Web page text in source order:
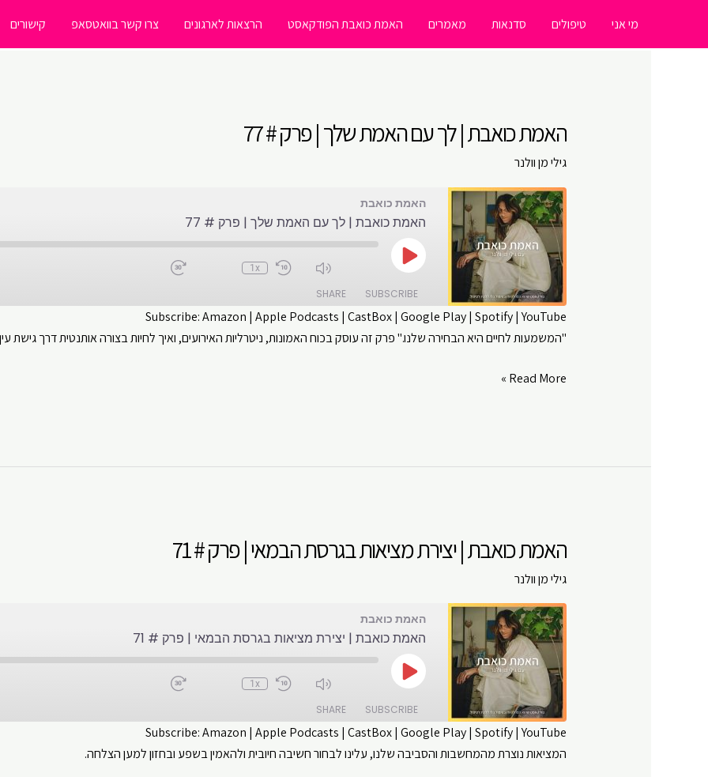
מי אני טיפולים סדנאות מאמרים האמת כואבת הפודקאסט הרצאות לארגונים צרו קשר בוואטסאפ קישורים
האמת כואבת | לך עם האמת שלך | פרק # 77
גילי מן וולנר
האמת כואבת
האמת כואבת | לך עם האמת שלך | פרק # 77
Play
Episode
1x
SUBSCRIBE
SHARE
Amazon
Apple Podcasts SHARE
LINK
Subscribe:Amazon |Apple Podcasts |CastBox|Google Play|Spotify|YouTube
"המשמעות לחיים היא הבחירה שלנו." פרק זה עוסק בכוח האמונות, ניטרליות האירועים, ואיך לחיות בצורה אותנטית דרך גישת
האמת
עם
פרק
Read More »
האמת כואבת | יצירת מציאות בגרסת הבמאי | פרק # 71
גילי מן וולנר
האמת כואבת
האמת כואבת | יצירת מציאות בגרסת הבמאי | פרק # 71
Play
Episode
1x
SUBSCRIBE
SHARE
Amazon
Apple Podcasts SHARE
Subscribe:Amazon |Apple Podcasts |CastBox|Google Play|Spotify|YouTube
המציאות נוצרת מהמחשבות והסביבה שלנו, עלינו לבחור חשיבה חיובית ולהאמין בשפע ובחזון למען הצלחה.